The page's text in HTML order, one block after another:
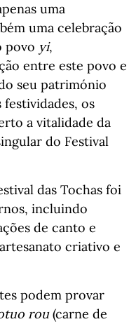
uma
uma celebração
povo yi,
entre este povo e
seu património
os
a vitalidade da
do Festival
das Tochas foi
incluindo
de canto e
criativo e
podem provar
rou(carne de